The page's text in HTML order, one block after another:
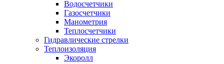
Водосчетчики
Газосчетчики
Манометрия
Теплосчетчики
Гидравлические стрелки
Теплоизоляция
Экоролл